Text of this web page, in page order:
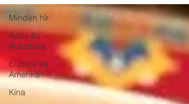
Minden hír
Ázsia és
Ausztrália
Európa és
Amerika
Kína